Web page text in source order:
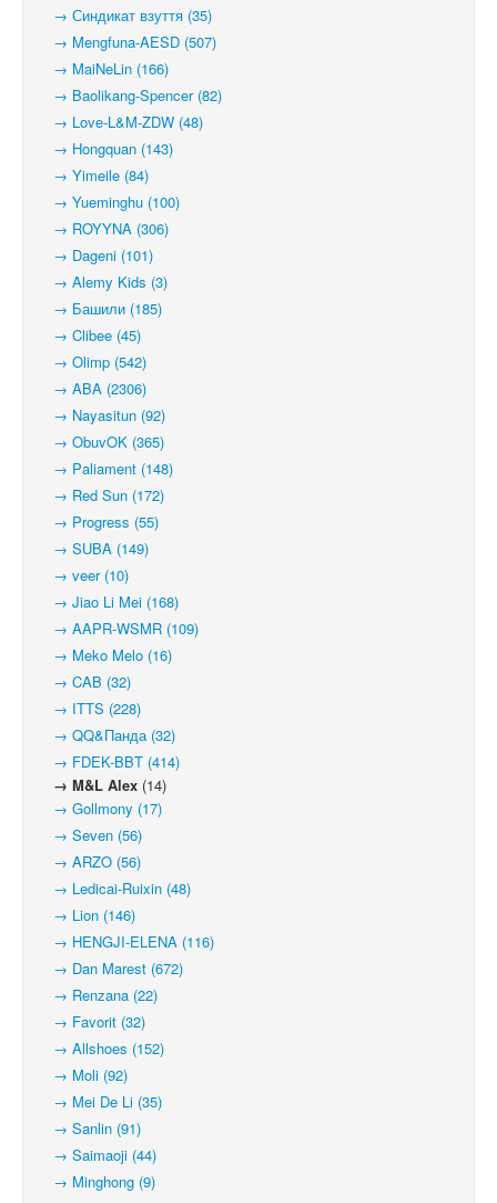
→ Синдикат взуття (35)
→ Mengfuna-AESD (507)
→ MaiNeLin (166)
→ Baolikang-Spencer (82)
→ Love-L&M-ZDW (48)
→ Hongquan (143)
→ Yimeile (84)
→ Yueminghu (100)
→ ROYYNA (306)
→ Dageni (101)
→ Alemy Kids (3)
→ Башили (185)
→ Clibee (45)
→ Olimp (542)
→ ABA (2306)
→ Nayasitun (92)
→ ObuvOK (365)
→ Paliament (148)
→ Red Sun (172)
→ Progress (55)
→ SUBA (149)
→ veer (10)
→ Jiao Li Mei (168)
→ AAPR-WSMR (109)
→ Meko Melo (16)
→ CAB (32)
→ ITTS (228)
→ QQ&Панда (32)
→ FDEK-BBT (414)
→ M&L Alex (14)
→ Gollmony (17)
→ Seven (56)
→ ARZO (56)
→ Ledicai-Ruixin (48)
→ Lion (146)
→ HENGJI-ELENA (116)
→ Dan Marest (672)
→ Renzana (22)
→ Favorit (32)
→ Allshoes (152)
→ Moli (92)
→ Mei De Li (35)
→ Sanlin (91)
→ Saimaoji (44)
→ Minghong (9)